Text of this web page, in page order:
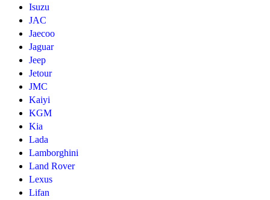
Isuzu
JAC
Jaecoo
Jaguar
Jeep
Jetour
JMC
Kaiyi
KGM
Kia
Lada
Lamborghini
Land Rover
Lexus
Lifan